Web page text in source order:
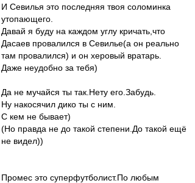
И Севилья это последняя твоя соломинка
утопающего.
Давай я буду на каждом углу кричать,что
Дасаев провалился в Севилье(а он реально
там провалился) и он херовый вратарь.
Даже неудобно за тебя)
Да не мучайся ты так.Нету его.Забудь.
Ну накосячил дико ты с ним.
С кем не бывает)
(Но правда не до такой степени.До такой ещё
не видел))
Промес это суперфутболист.По любым